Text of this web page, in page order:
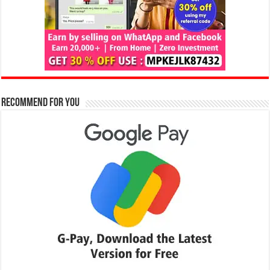
Recommend for You